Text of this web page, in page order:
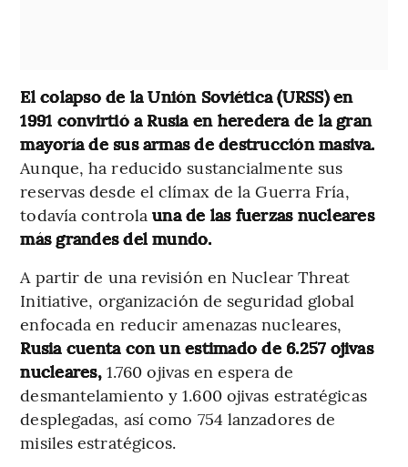
El colapso de la Unión Soviética (URSS) en
1991 convirtió a Rusia en heredera de la gran
mayoría de sus armas de destrucción masiva.
Aunque, ha reducido sustancialmente sus
reservas desde el clímax de la Guerra Fría,
todavía controlauna de las fuerzas nucleares
más grandes del mundo.
A partir de una revisión en Nuclear Threat
Initiative, organización de seguridad global
enfocada en reducir amenazas nucleares,
Rusia cuenta con un estimado de 6.257 ojivas
nucleares,1.760 ojivas en espera de
desmantelamiento y 1.600 ojivas estratégicas
desplegadas, así como 754 lanzadores de
misiles estratégicos.